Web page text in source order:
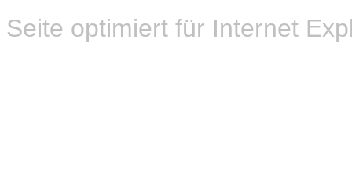
Seite optimiert für Internet